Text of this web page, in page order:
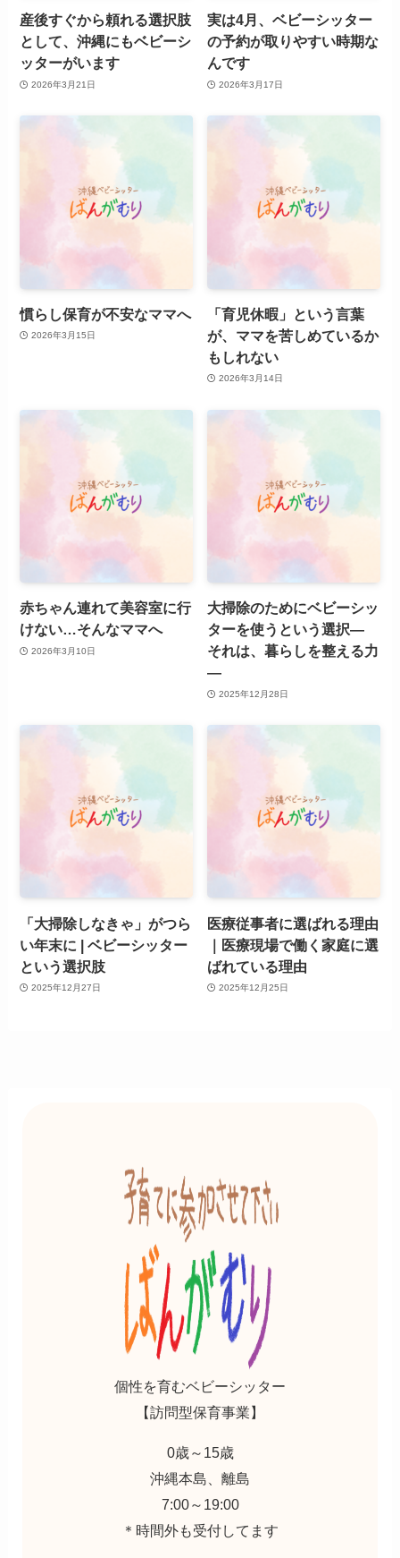
産後すぐから頼れる選択肢
として、沖縄にもベビーシ
ッターがいます
2026年3月21日
実は4月、ベビーシッター
の予約が取りやすい時期な
んです
2026年3月17日
慣らし保育が不安なママへ
2026年3月15日
「育児休暇」という言葉
が、ママを苦しめているか
もしれない
2026年3月14日
赤ちゃん連れて美容室に行
けない…そんなママへ
2026年3月10日
大掃除のためにベビーシッ
ターを使うという選択―
それは、暮らしを整える力
―
2025年12月28日
「大掃除しなきゃ」がつら
い年末に | ベビーシッター
という選択肢
2025年12月27日
医療従事者に選ばれる理由
｜医療現場で働く家庭に選
ばれている理由
2025年12月25日
個性を育むベビーシッター
【訪問型保育事業】
0歳～15歳⁡
沖縄本島、離島⁡
7:00～19:00⁡
＊時間外も受付してます